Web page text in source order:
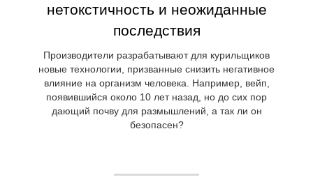
нетокстичность и неожиданные
последствия
Производители разрабатывают для курильщиков
новые технологии, призванные снизить негативное
влияние на организм человека. Например, вейп,
появившийся около 10 лет назад, но до сих пор
дающий почву для размышлений, а так ли он
безопасен?